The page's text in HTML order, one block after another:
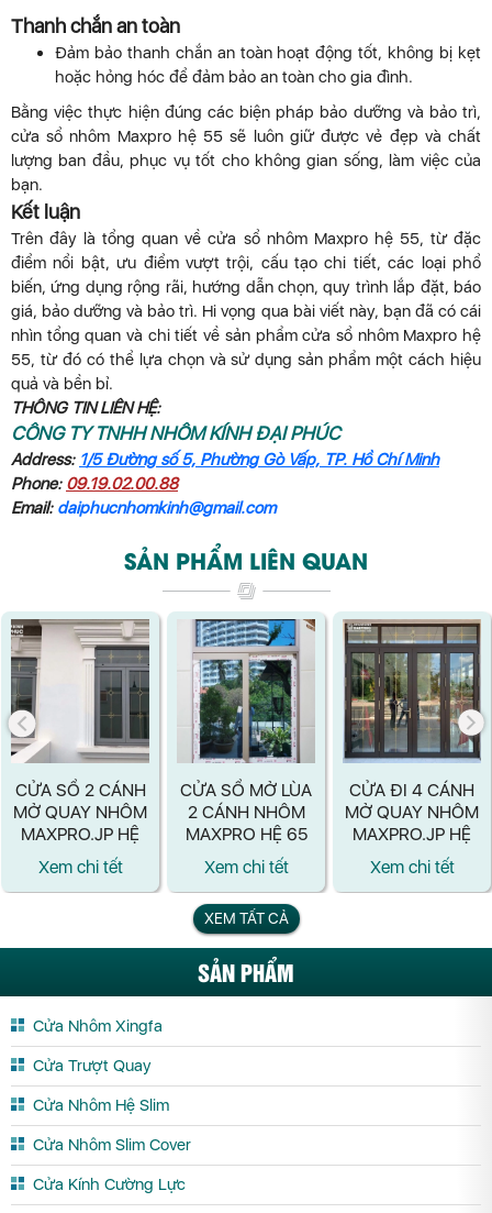
Thanh chắn an toàn
Đảm bảo thanh chắn an toàn hoạt động tốt, không bị kẹt
hoặc hỏng hóc để đảm bảo an toàn cho gia đình.
Bằng việc thực hiện đúng các biện pháp bảo dưỡng và bảo trì,
cửa sổ nhôm Maxpro hệ 55 sẽ luôn giữ được vẻ đẹp và chất
lượng ban đầu, phục vụ tốt cho không gian sống, làm việc của
bạn.
Kết luận
Trên đây là tổng quan về cửa sổ nhôm Maxpro hệ 55, từ đặc
điểm nổi bật, ưu điểm vượt trội, cấu tạo chi tiết, các loại phổ
biến, ứng dụng rộng rãi, hướng dẫn chọn, quy trình lắp đặt, báo
giá, bảo dưỡng và bảo trì. Hi vọng qua bài viết này, bạn đã có cái
nhìn tổng quan và chi tiết về sản phẩm cửa sổ nhôm Maxpro hệ
55, từ đó có thể lựa chọn và sử dụng sản phẩm một cách hiệu
quả và bền bỉ.
THÔNG TIN LIÊN HỆ:
CÔNG TY TNHH NHÔM KÍNH ĐẠI PHÚC
Address: 1/5 Đường số 5, Phường Gò Vấp, TP. Hồ Chí Minh
Phone: 09.19.02.00.88
Email: daiphucnhomkinh@gmail.com
SẢN PHẨM LIÊN QUAN
CỬA SỔ 2 CÁNH
MỞ QUAY NHÔM
MAXPRO.JP HỆ
83
Xem chi tết
CỬA SỔ MỞ LÙA
2 CÁNH NHÔM
MAXPRO HỆ 65
Xem chi tết
CỬA ĐI 4 CÁNH
MỞ QUAY NHÔM
MAXPRO.JP HỆ
83
Xem chi tết
XEM TẤT CẢ
SẢN PHẨM
Cửa Nhôm Xingfa
Cửa Trượt Quay
Cửa Nhôm Hệ Slim
Cửa Nhôm Slim Cover
Cửa Kính Cường Lực